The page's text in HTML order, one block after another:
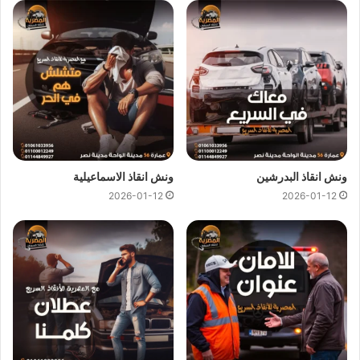
ونش انقاذ طريق السويس
ونش انقاذ طريق السويساسرع و ارخصونش انقاذعلي طريق
السويس بخصم 50% لأننا
ارخص ونش انقاذعلي طريق السويس
ونتميز باننااسرع ونش انقاذعلي طريق السويس وسعر ونش انقاذ
ثابت لدينا ولن يتم مطالبتك بأي رسوم إضافية أو إكرامية لاناسعار
ونش انقاذ سيارات
لدينا تعتبر رمزية لأننا نمتلكونش انقاذ قريب
اقرب ونش انقاذعلي طريق السويس ،فريق المساعدة على اتم
الاستعداد وجاهز دائما لمساعدتك في اي وقت خلال النهار او الليل
لمساعدتك تشمل خدمات الانقاذ السريع للسيارات علي طريق
السويس علي ما يلي:
انقاذالسيارات
نقل السيارات
ونش انقاذ البدرشين
2026-01-12
ونش انقاذ الاسماعيلية
2026-01-12